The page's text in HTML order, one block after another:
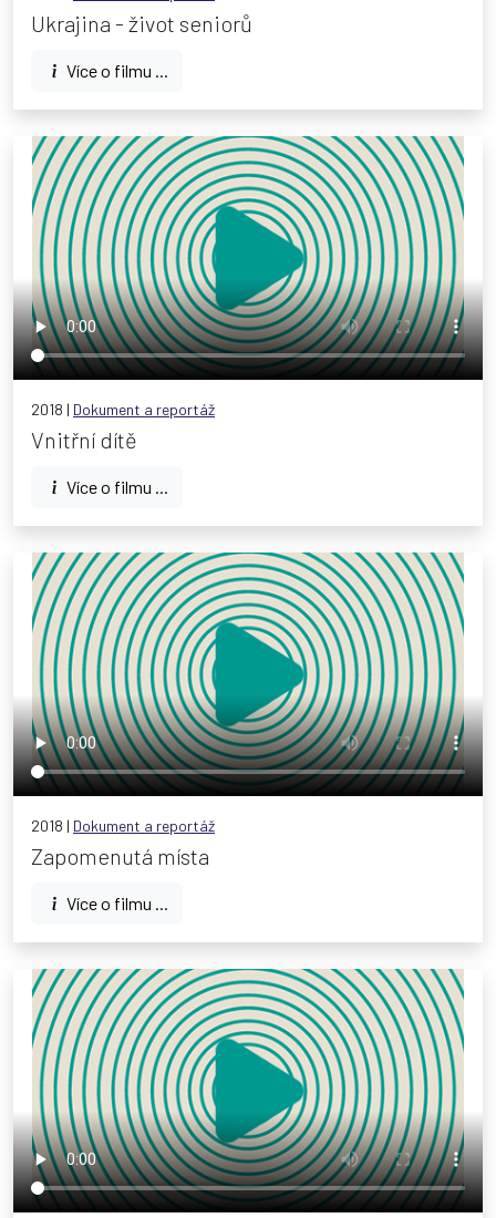
Ukrajina - život seniorů
Více o filmu ...
2018 | Dokument a reportáž
Vnitřní dítě
Více o filmu ...
2018 | Dokument a reportáž
Zapomenutá místa
Více o filmu ...